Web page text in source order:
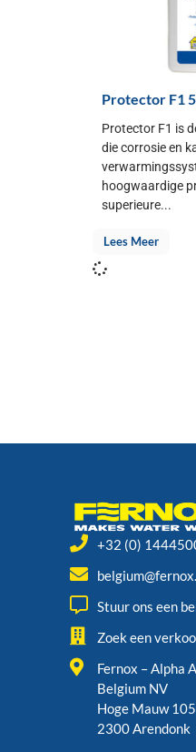
Protector F1
Protector F1 is
die corrosie en
hoogwaardige
superieure...
Lees Meer
+32 (0)
Stuur ons een
Zoek een
Fernox – Alpha
Belgium NV
Hoge Mauw
2300 Arendonk